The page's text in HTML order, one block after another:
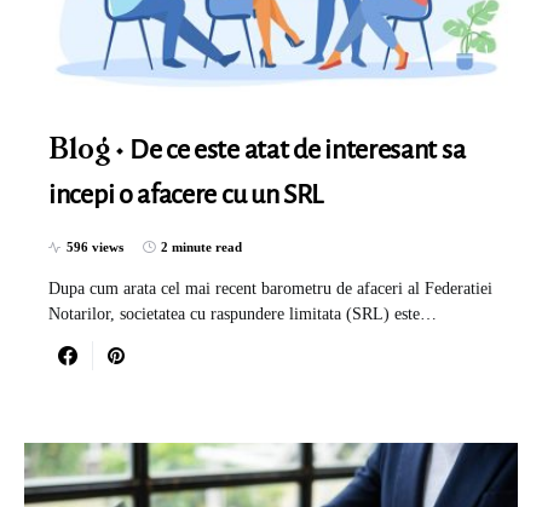
Blog
De ce este atat de interesant sa
incepi o afacere cu un SRL
596 views 2 minute read
Dupa cum arata cel mai recent barometru de afaceri al Federatiei
Notarilor, societatea cu raspundere limitata (SRL) este…